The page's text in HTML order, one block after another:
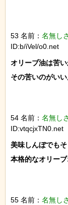
53 名前： 名無し
ID:b/iVel/o0.net
オリーブ油は苦
その苦いのがい
54 名前： 名無し
ID:vtqcjxTN0.net
美味しんぼでも
本格的なオリー
55 名前： 名無し